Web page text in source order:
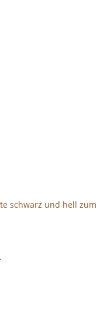
schwarz und hell zum